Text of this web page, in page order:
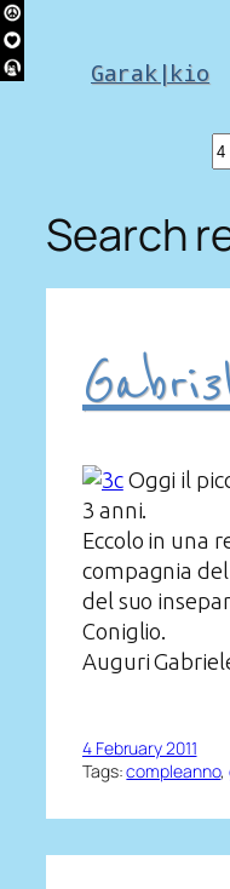
Skip
to
content Garak|kio
Search
Oggi il
3 anni.
Eccolo in una
compagnia
del suo
Coniglio.
Auguri
4 February 2011
Tags:compleanno,